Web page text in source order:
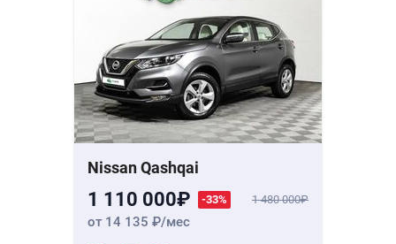
Nissan Qashqai
1 110 000 -33% 1 480 000
от 14 135 /мес